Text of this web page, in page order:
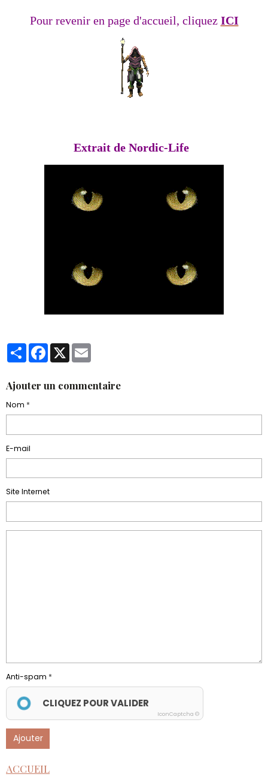
Pour revenir en page d'accueil, cliquez ICI
Extrait de Nordic-Life
PartagerFacebook
X
Ajouter un commentaire
Nom
E-mail
Site Internet
Anti-spam
CLIQUEZ POUR VALIDER
IconCaptcha ©
Ajouter
ACCUEIL